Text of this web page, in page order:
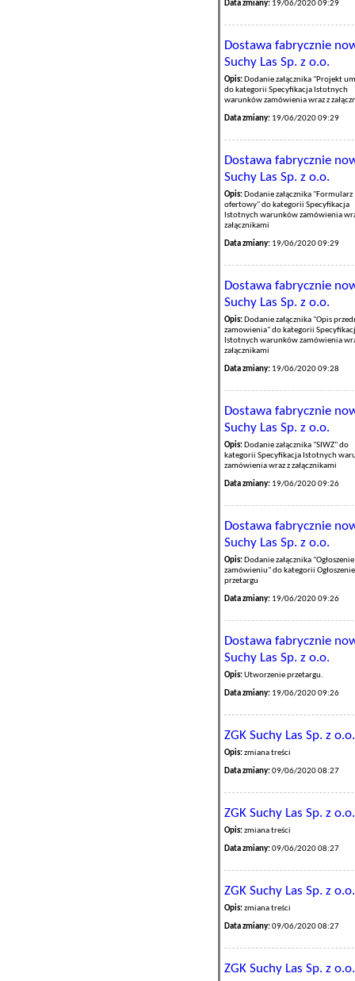
Data zmiany: 19/06/2020 09:29
Dostawa fabrycznie
Suchy Las Sp. z o.o.
Opis: Dodanie załącznika "Projekt
do kategorii Specyfikacja Istotnych
warunków zamówienia wraz z
Data zmiany: 19/06/2020 09:29
Dostawa fabrycznie
Suchy Las Sp. z o.o.
Opis: Dodanie załącznika "Formularz
ofertowy" do kategorii Specyfikacja
Istotnych warunków zamówienia
załącznikami
Data zmiany: 19/06/2020 09:29
Dostawa fabrycznie
Suchy Las Sp. z o.o.
Opis: Dodanie załącznika "Opis
zamowienia" do kategorii
Istotnych warunków zamówienia
załącznikami
Data zmiany: 19/06/2020 09:28
Dostawa fabrycznie
Suchy Las Sp. z o.o.
Opis: Dodanie załącznika "SIWZ" do
kategorii Specyfikacja Istotnych
zamówienia wraz z załącznikami
Data zmiany: 19/06/2020 09:26
Dostawa fabrycznie
Suchy Las Sp. z o.o.
Opis: Dodanie załącznika
zamówieniu" do kategorii
przetargu
Data zmiany: 19/06/2020 09:26
Dostawa fabrycznie
Suchy Las Sp. z o.o.
Opis:Utworzenie przetargu.
Data zmiany: 19/06/2020 09:26
ZGK Suchy Las Sp. z o.o.
Opis:zmiana treści
Data zmiany:09/06/2020 08:27
ZGK Suchy Las Sp. z o.o.
Opis:zmiana treści
Data zmiany:09/06/2020 08:27
ZGK Suchy Las Sp. z o.o.
Opis:zmiana treści
Data zmiany:09/06/2020 08:27
ZGK Suchy Las Sp. z o.o.